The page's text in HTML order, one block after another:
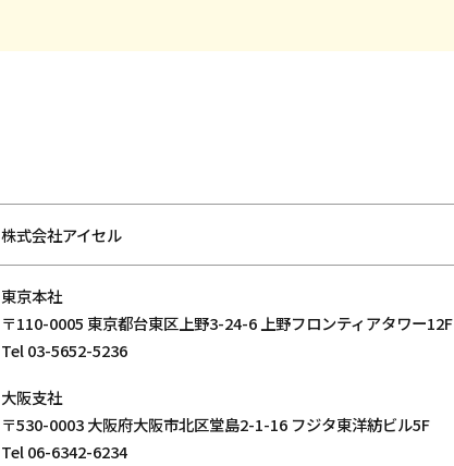
株式会社アイセル
東京本社
〒110-0005 東京都台東区上野3-24-6 上野フロンティアタワー12F
Tel 03-5652-5236
大阪支社
〒530-0003 大阪府大阪市北区堂島2-1-16 フジタ東洋紡ビル5F
Tel 06-6342-6234